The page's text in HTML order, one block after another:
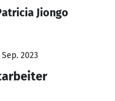
Jiongo
2023